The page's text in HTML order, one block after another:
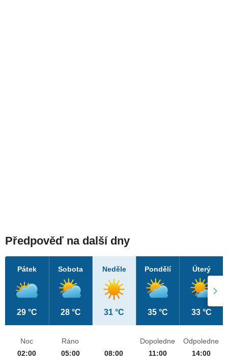
Předpověď na další dny
Pátek
29 °C
Sobota
28 °C
Neděle
31 °C
Pondělí
35 °C
Úterý
33 °C
Noc
02:00
Ráno
05:00
08:00
Dopoledne
11:00
Odpoledne
14:00